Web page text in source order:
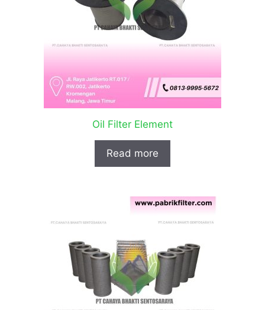
Oil Filter Element
Read more